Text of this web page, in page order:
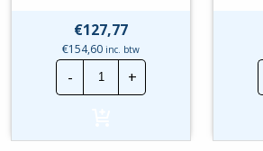
€127,77
€154,60 inc. btw
-
Eaton
xPole
MRB6
16A
+